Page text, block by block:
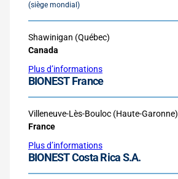
(siège mondial)
Shawinigan (Québec)
Canada
Plus d’informations
BIONEST France
Villeneuve-Lès-Bouloc (Haute-Garonne)
France
Plus d’informations
BIONEST Costa Rica S.A.